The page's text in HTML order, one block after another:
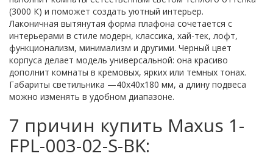
(3000 К) и поможет создать уютный интерьер.
Лаконичная вытянутая форма плафона сочетается с
интерьерами в стиле модерн, классика, хай-тек, лофт,
функционализм, минимализм и другими. Черный цвет
корпуса делает модель универсальной: она красиво
дополнит комнаты в кремовых, ярких или темных тонах.
Габариты светильника —40х40х180 мм, а длину подвеса
можно изменять в удобном диапазоне.
7 причин купить Maxus 1-
FPL-003-02-S-BK: